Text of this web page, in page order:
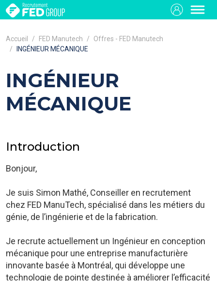
Accueil FED Manutech
Offres - FED Manutech
INGÉNIEUR MÉCANIQUE
INGÉNIEUR
MÉCANIQUE
Introduction
Bonjour,
Je suis Simon Mathé, Conseiller en recrutement
chez FED ManuTech, spécialisé dans les métiers du
génie, de l’ingénierie et de la fabrication.
Je recrute actuellement un Ingénieur en conception
mécanique pour une entreprise manufacturière
innovante basée à Montréal, qui développe une
technologie de pointe destinée à améliorer l’efficacité